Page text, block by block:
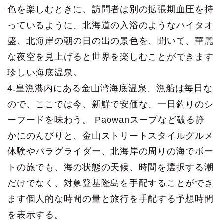
色を楽しむときに、訪問者は別の拡張期血圧を持
っているように、北海道の入浴のようなハイタオ
盛、北海岸の朝の日の出の景色を、聞いて、華麗
な夜空を見上げると世界を楽しむことができます
珍しい海底温泉。
4.皇漁港内にある金山湾海底温泉、漁船は毎日な
ので、ここでは今、新鮮で安価な、一日釣りのシ
ーフードを味わう。 Paowanスープなど破る静
かにのんびりと、金山ストリートスタイルグルメ
体験やパラグライダー、北海岸の周りの海でボー
トの旅でも、海の状態の天候、時間を選択する潮
だけでなく、対象登基隆島を手配することができ
ます個人的な時間の量と旅行を手配する予想時間
を表示する。